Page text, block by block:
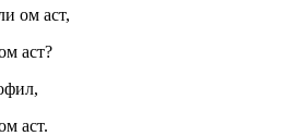
ом аст,
аст?
аст.